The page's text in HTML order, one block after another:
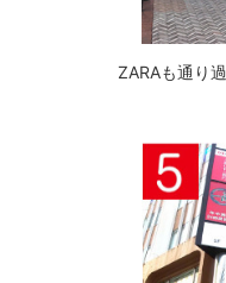
ZARAも通り